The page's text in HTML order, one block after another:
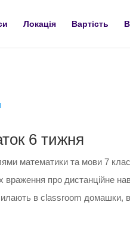
Локація Вартість
6 тижня
математики та мови 7
враження про дистанційне
в classroom домашки,